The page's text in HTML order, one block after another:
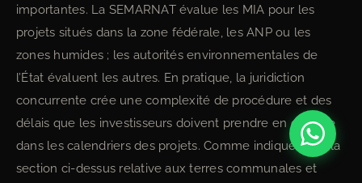
importantes. La SEMARNAT évalue les MIA pour les
projets situés dans la zone fédérale, les ANP ou les
zones humides ; les autorités environnementales de
l’État évaluent les autres. En pratique, la juridiction
concurrente crée une complexité de procédure et des
délais que les investisseurs doivent prendre en compte
dans les calendriers des projets. Comme indiqué dans la
section ci-dessus relative aux terres communales et